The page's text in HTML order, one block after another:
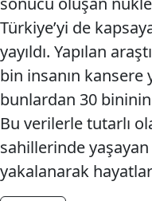
Türkiye’yi de
yayıldı. Yapılan
bin insanın kansere
bunlardan 30
Bu verilerle tutarlı
sahillerinde
yakalanarak